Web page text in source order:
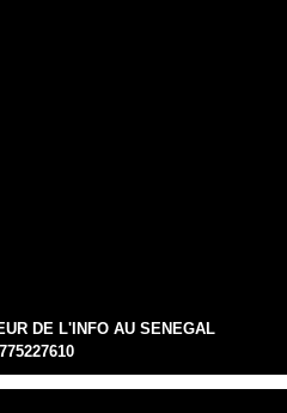
DE L'INFO AU SENEGAL